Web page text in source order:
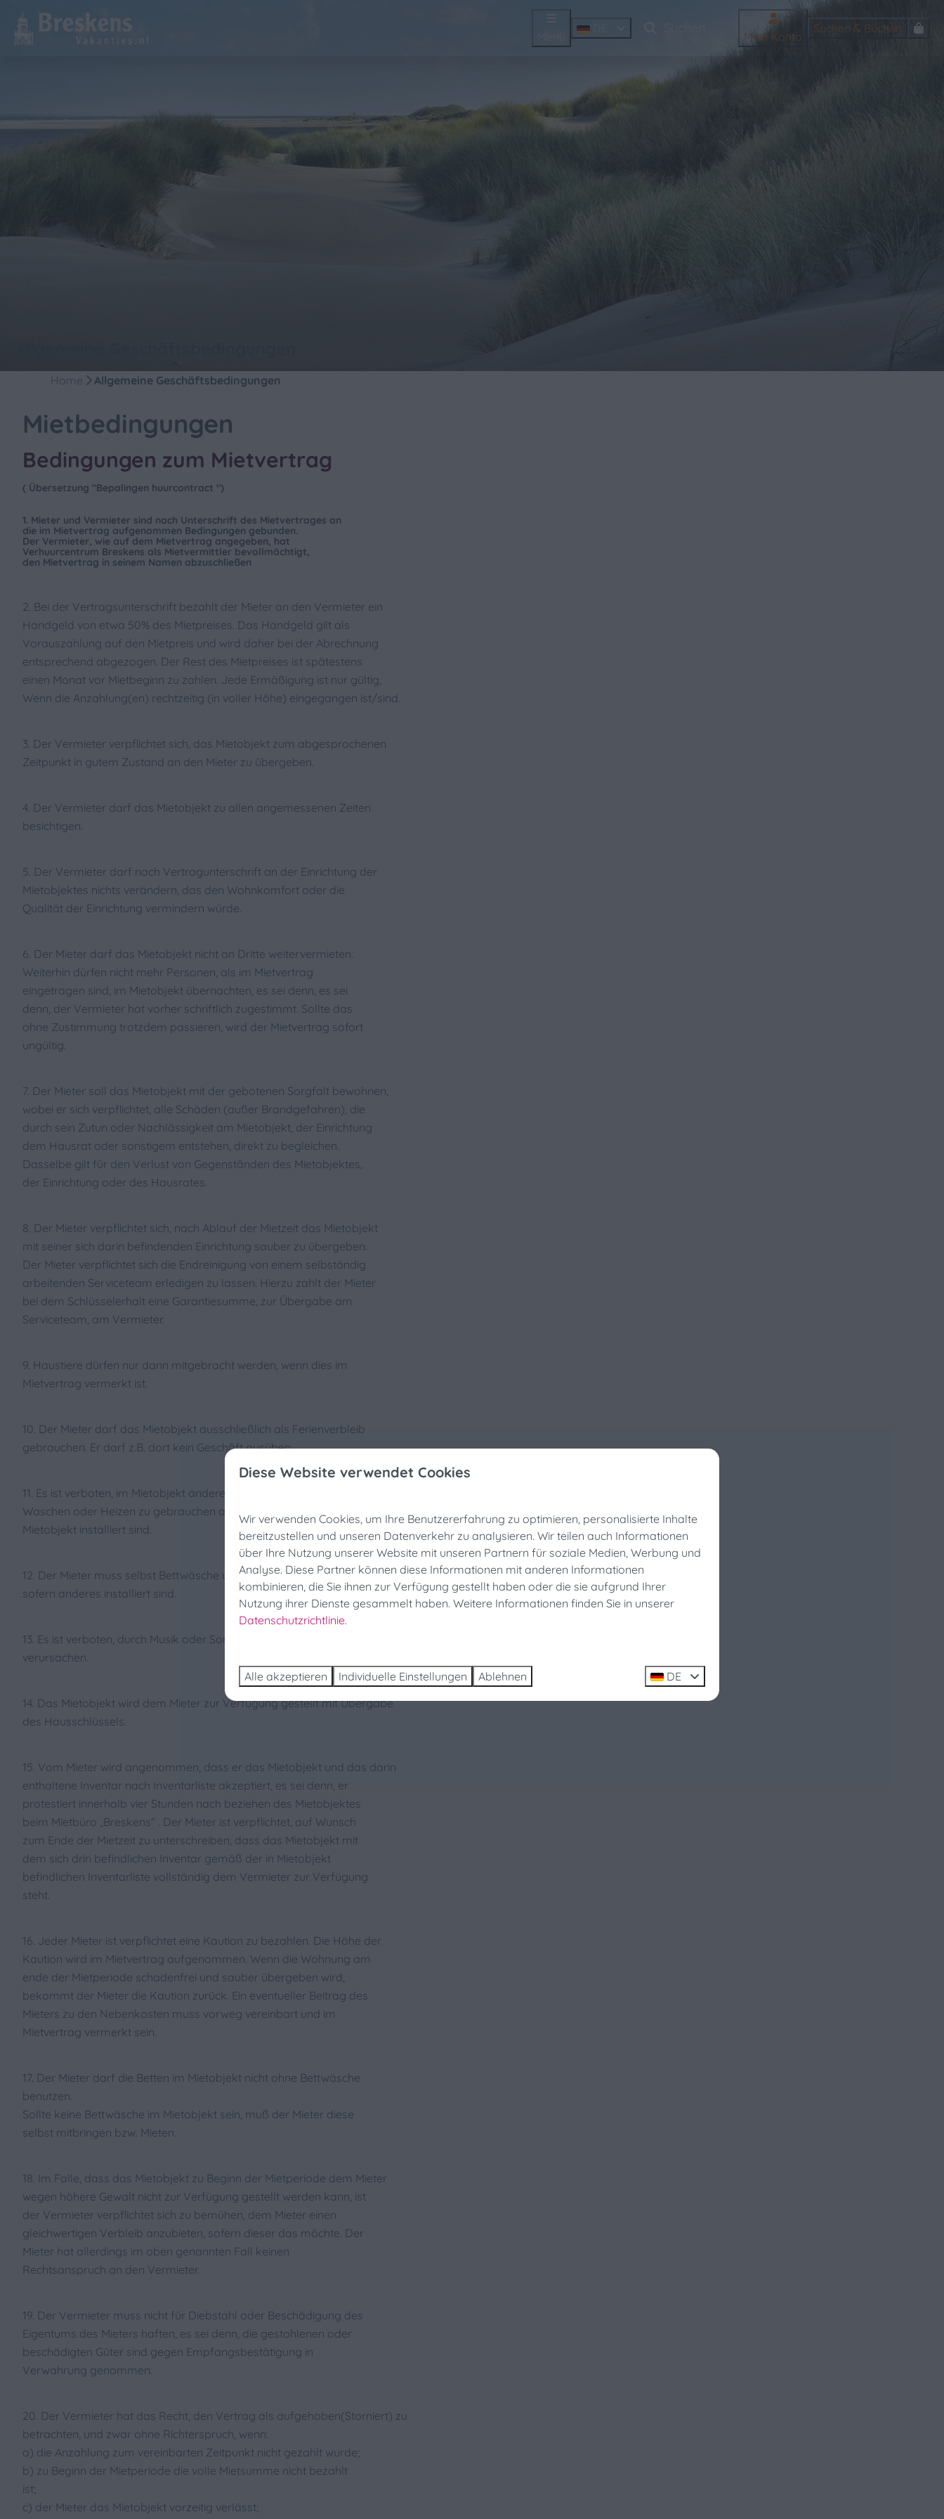
Mein Konto
Suchen & Buchen
Home Allgemeine Geschäftsbedingungen
Mietbedingungen
Bedingungen zum Mietvertrag
( Übersetzung “Bepalingen huurcontract ")
1. Mieter und Vermieter sind nach Unterschrift des Mietvertrages an
die im Mietvertrag aufgenommen Bedingungen gebunden.
Der Vermieter, wie auf dem Mietvertrag angegeben, hat
Verhuurcentrum Breskens als Mietvermittler bevollmächtigt,
den Mietvertrag in seinem Namen abzuschließen
2. Bei der Vertragsunterschrift bezahlt der Mieter an den Vermieter ein
Handgeld von etwa 50% des Mietpreises. Das Handgeld gilt als
Vorauszahlung auf den Mietpreis und wird daher bei der Abrechnung
entsprechend abgezogen. Der Rest des Mietpreises ist spätestens
einen Monat vor Mietbeginn zu zahlen. Jede Ermäßigung ist nur gültig,
Wenn die Anzahlung(en) rechtzeitig (in voller Höhe) eingegangen ist/sind.
3. Der Vermieter verpflichtet sich, das Mietobjekt zum abgesprochenen
Zeitpunkt in gutem Zustand an den Mieter zu übergeben.
4. Der Vermieter darf das Mietobjekt zu allen angemessenen Zeiten
besichtigen.
5. Der Vermieter darf nach Vertragunterschrift an der Einrichtung der
Mietobjektes nichts verändern, das den Wohnkomfort oder die
Qualität der Einrichtung vermindern würde.
6. Der Mieter darf das Mietobjekt nicht an Dritte weitervermieten.
Weiterhin dürfen nicht mehr Personen, als im Mietvertrag
eingetragen sind, im Mietobjekt übernachten, es sei denn, es sei
denn, der Vermieter hat vorher schriftlich zugestimmt. Sollte das
ohne Zustimmung trotzdem passieren, wird der Mietvertrag sofort
ungültig.
7. Der Mieter soll das Mietobjekt mit der gebotenen Sorgfalt bewohnen,
wobei er sich verpflichtet, alle Schäden (außer Brandgefahren), die
durch sein Zutun oder Nachlässigkeit am Mietobjekt, der Einrichtung
dem Hausrat oder sonstigem entstehen, direkt zu begleichen.
Dasselbe gilt für den Verlust von Gegenstãnden des Mietobjektes,
der Einrichtung oder des Hausrates.
8. Der Mieter verpflichtet sich, nach Ablauf der Mietzeit das Mietobjekt
mit seiner sich darin befindenden Einrichtung sauber zu übergeben.
Der Mieter verpflichtet sich die Endreinigung von einem selbständig
arbeitenden Serviceteam erledigen zu lassen. Hierzu zahlt der Mieter
bei dem Schlüsselerhalt eine Garantiesumme, zur Übergabe am
Serviceteam, am Vermieter.
9. Haustiere dürfen nur dann mitgebracht werden, wenn dies im
Mietvertrag vermerkt ist.
10. Der Mieter darf das Mietobjekt ausschließlich als Ferienverbleib
gebrauchen. Er darf z.B. dort kein Geschãft ausüben.
11. Es ist verboten, im Mietobjekt andere Einrichtungen für
Waschen oder Heizen zu gebrauchen als die, die vom Vermieter im
Mietobjekt installiert sind.
12. Der Mieter muss selbst Bettwäsche und Handtücher mitbringen,
sofern anderes installiert sind.
13. Es ist verboten, durch Musik oder Sonstiges übermäßigen Lärm zu
verursachen.
14. Das Mietobjekt wird dem Mieter zur Verfügung gestellt mit Übergabe
des Hausschlüssels.
15. Vom Mieter wird angenommen, dass er das Mietobjekt und das darin
enthaltene Inventar nach Inventarliste akzeptiert, es sei denn, er
protestiert innerhalb vier Stunden nach beziehen des Mietobjektes
beim Mietbüro „Breskens“ . Der Mieter ist verpflichtet, auf Wunsch
zum Ende der Mietzeit zu unterschreiben, dass das Mietobjekt mit
dem sich drin befindlichen Inventar gemäß der in Mietobjekt
befindlichen Inventarliste vollständig dem Vermieter zur Verfügung
steht.
16. Jeder Mieter ist verpflichtet eine Kaution zu bezahlen. Die Höhe der
Kaution wird im Mietvertrag aufgenommen. Wenn die Wohnung am
ende der Mietperiode schadenfrei und sauber übergeben wird,
bekommt der Mieter die Kaution zurück. Ein eventueller Beitrag des
Mieters zu den Nebenkosten muss vorweg vereinbart und im
Mietvertrag vermerkt sein.
17. Der Mieter darf die Betten im Mietobjekt nicht ohne Bettwäsche
benutzen.
Sollte keine Bettwäsche im Mietobjekt sein, muß der Mieter diese
selbst mitbringen bzw. Mieten.
18. Im Falle, dass das Mietobjekt zu Beginn der Mietperiode dem Mieter
wegen höhere Gewalt nicht zur Verfügung gestellt werden kann, ist
der Vermieter verpflichtet sich zu bemühen, dem Mieter einen
gleichwertigen Verbleib anzubieten, sofern dieser das möchte. Der
Mieter hat allerdings im oben genannten Fall keinen
Rechtsanspruch an den Vermieter.
19. Der Vermieter muss nicht für Diebstahl oder Beschädigung des
Eigentums des Mieters haften, es sei denn, die gestohlenen oder
beschädigten Güter sind gegen Empfangsbestätigung in
Verwahrung genommen.
20. Der Vermieter hat das Recht, den Vertrag als aufgehoben(Storniert) zu
betrachten, und zwar ohne Richterspruch, wenn:
a) die Anzahlung zum vereinbarten Zeitpunkt nicht gezahlt wurde;
b) zu Beginn der Mietperiode die volle Mietsumme nicht bezahlt
ist;
c) der Mieter das Mietobjekt vorzeitig verlässt;
Fischereifeste Rabatt
Sind Sie noch auf der Suche nach einer Unterkunft für die Fischereifeste?
Profitieren Sie noch in letzter Minute von 25 % Rabatt!
Suchen und buchen
Diese Website verwendet Cookies
Wir verwenden Cookies, um Ihre Benutzererfahrung zu optimieren, personalisierte Inhalte
bereitzustellen und unseren Datenverkehr zu analysieren. Wir teilen auch Informationen
über Ihre Nutzung unserer Website mit unseren Partnern für soziale Medien, Werbung und
Analyse. Diese Partner können diese Informationen mit anderen Informationen
kombinieren, die Sie ihnen zur Verfügung gestellt haben oder die sie aufgrund Ihrer
Nutzung ihrer Dienste gesammelt haben. Weitere Informationen finden Sie in unserer
Datenschutzrichtlinie.
Alle akzeptieren Individuelle Einstellungen Ablehnen DE